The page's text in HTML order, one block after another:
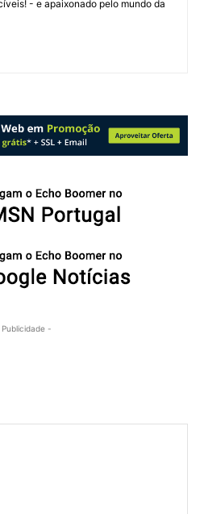
- e apaixonado pelo mundo da
-